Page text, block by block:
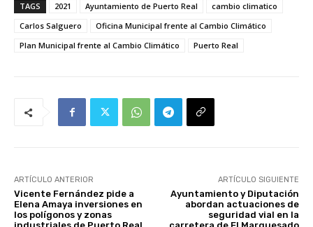
TAGS 2021 Ayuntamiento de Puerto Real
cambio climatico
Carlos Salguero
Oficina Municipal frente al Cambio Climático
Plan Municipal frente al Cambio Climático
Puerto Real
ARTÍCULO ANTERIOR
Vicente Fernández pide a
Elena Amaya inversiones en
los polígonos y zonas
ARTÍCULO SIGUIENTE
Ayuntamiento y Diputación
abordan actuaciones de
seguridad vial en la